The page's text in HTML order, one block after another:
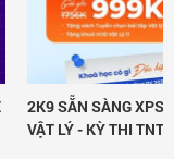
2K9 SẴN SÀNG XPS
VẬT LÝ - KỲ THI